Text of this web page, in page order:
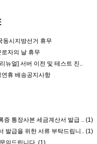
동시지방선거 휴무
자의 날 휴무
뉴얼] 서버 이전 및 테스트 진..
휴 배송공지사항
증 통장사본 세금계산서 발급 .. (1)
발급을 위한 서류 부탁드립니.. (1)
의드립니다. (1)